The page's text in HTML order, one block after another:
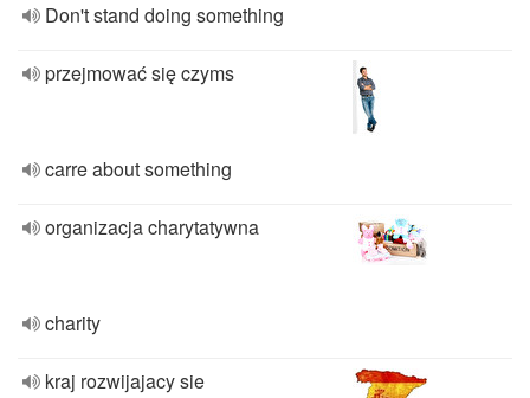
Don't stand doing something
przejmować się czyms
carre about something
organizacja charytatywna
charity
kraj rozwijajacy sie